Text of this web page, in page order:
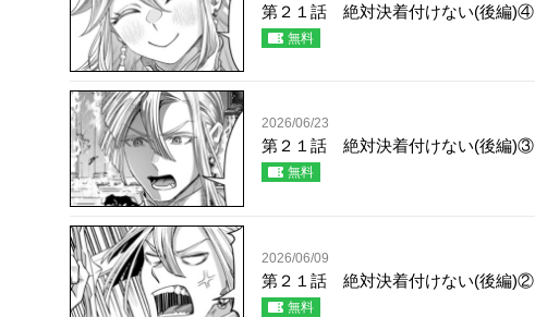
第２１話 絶対決着付けない(後編)④
無料
2026/06/23
第２１話 絶対決着付けない(後編)③
無料
2026/06/09
第２１話 絶対決着付けない(後編)②
無料